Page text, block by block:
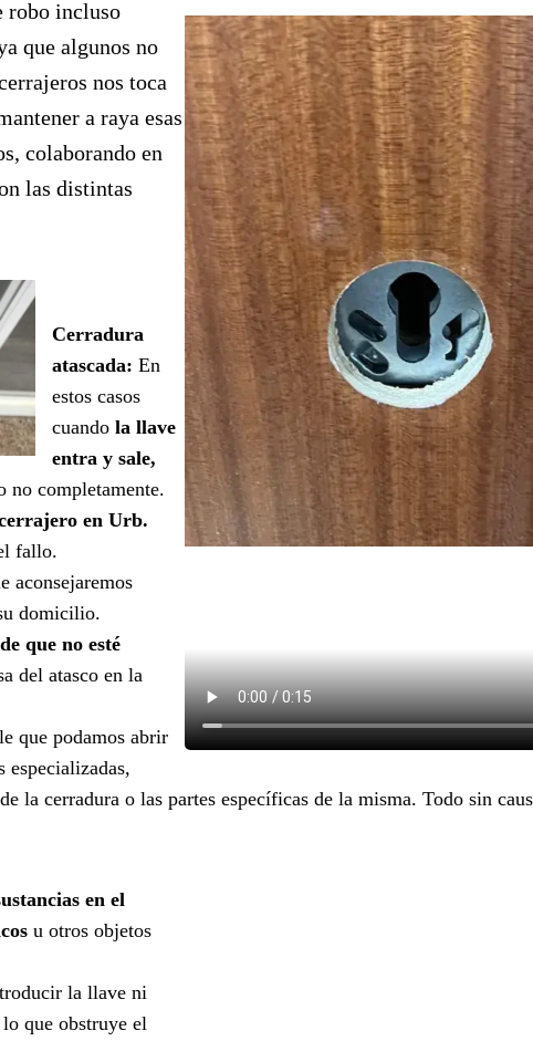
robo incluso
que algunos no
nos toca
a raya esas
colaborando en
las distintas
Cerradura
atascada: En
estos casos
cuando la llave
entra y sale,
no completamente.
en Urb.
fallo.
aconsejaremos
domicilio.
que no esté
del atasco en la
que podamos abrir
especializadas,
la cerradura o las partes específicas de la misma. Todo sin
en el
u otros objetos
la llave ni
que obstruye el